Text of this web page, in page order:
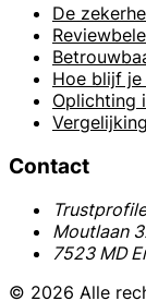
De
Hoe blijf
Oplichting
Contact
Trustprofile
Moutlaan
7523 MD
© 2026 Alle